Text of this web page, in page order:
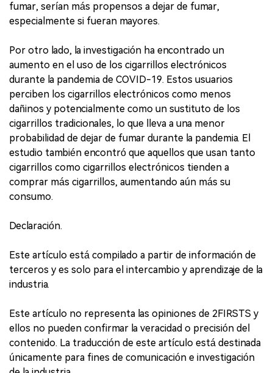
fumar, serían más propensos a dejar de fumar,
especialmente si fueran mayores.
Por otro lado, la investigación ha encontrado un
aumento en el uso de los cigarrillos electrónicos
durante la pandemia de COVID-19. Estos usuarios
perciben los cigarrillos electrónicos como menos
dañinos y potencialmente como un sustituto de los
cigarrillos tradicionales, lo que lleva a una menor
probabilidad de dejar de fumar durante la pandemia. El
estudio también encontró que aquellos que usan tanto
cigarrillos como cigarrillos electrónicos tienden a
comprar más cigarrillos, aumentando aún más su
consumo.
Declaración.
Este artículo está compilado a partir de información de
terceros y es solo para el intercambio y aprendizaje de la
industria.
Este artículo no representa las opiniones de 2FIRSTS y
ellos no pueden confirmar la veracidad o precisión del
contenido. La traducción de este artículo está destinada
únicamente para fines de comunicación e investigación